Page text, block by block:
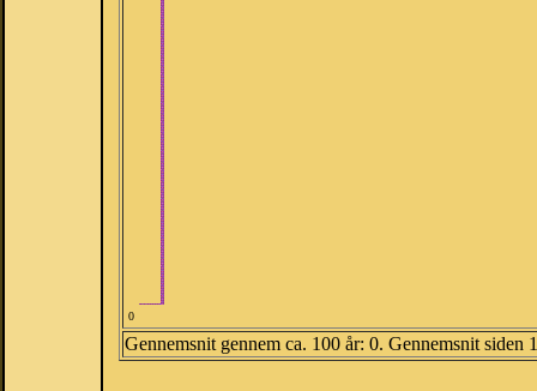
0
Gennemsnit gennem ca. 100 år: 0. Gennemsnit siden